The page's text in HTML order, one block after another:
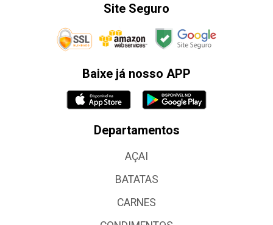
Site Seguro
Baixe já nosso APP
Departamentos
AÇAI
BATATAS
CARNES